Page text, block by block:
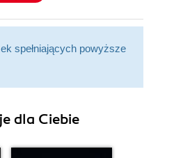
spełniających powyższe
dla Ciebie